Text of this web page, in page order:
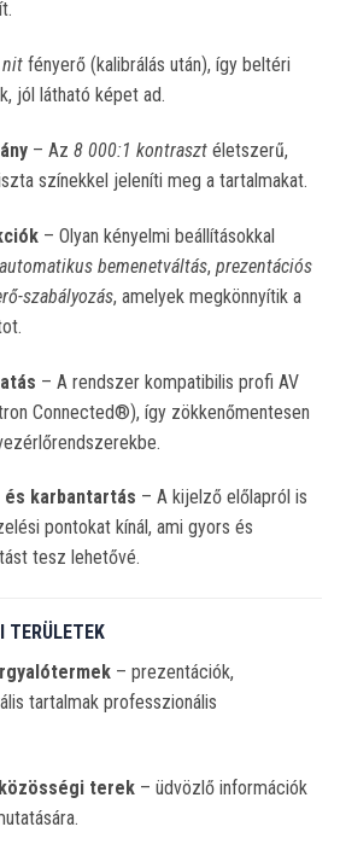
nitfényerő (kalibrálás után), így beltéri
jól látható képet ad.
– Az 8 000:1 kontrasztéletszerű,
színekkel jeleníti meg a tartalmakat.
– Olyan kényelmi beállításokkal
automatikus bemenetváltás, prezentációs
szabályozás, amelyek megkönnyítik a
– A rendszer kompatibilis profi AV
Connected®), így zökkenőmentesen
karbantartás – A kijelző előlapról is
pontokat kínál, ami gyors és
tesz lehetővé.
TERÜLETEK
– prezentációk,
tartalmak professzionális
terek– üdvözlő információk